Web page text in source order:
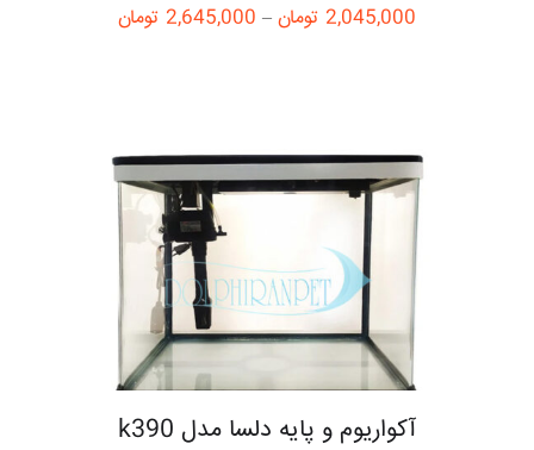
2,045,000 تومان –
2,645,000 تومان
آکواریوم و پایه دلسا مدل k390